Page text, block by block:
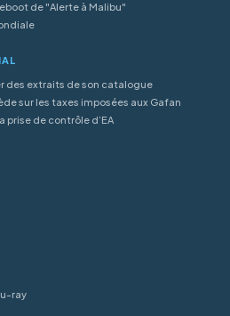
de "Alerte à Malibu"
des extraits de son catalogue
sur les taxes imposées aux Gafan
prise de contrôle d’EA
ray